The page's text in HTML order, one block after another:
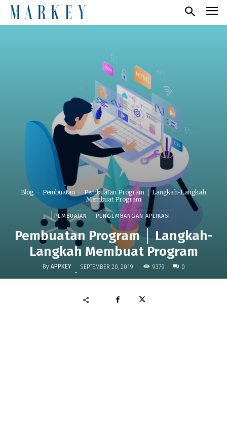
Blog Pembuatan
Pembuatan Program │ Langkah-Langkah
Membuat Program
PEMBUATAN PENGEMBANGAN APLIKASI
Pembuatan Program │ Langkah-
Langkah Membuat Program
By APPKEY - SEPTEMBER 20, 2019 9379 0